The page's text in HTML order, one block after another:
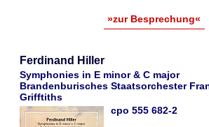
»zur Besprechung«
Ferdinand Hiller
Symphonies in E minor & C major
Brandenburisches Staatsorchester
Grifftiths
cpo 555 682-2